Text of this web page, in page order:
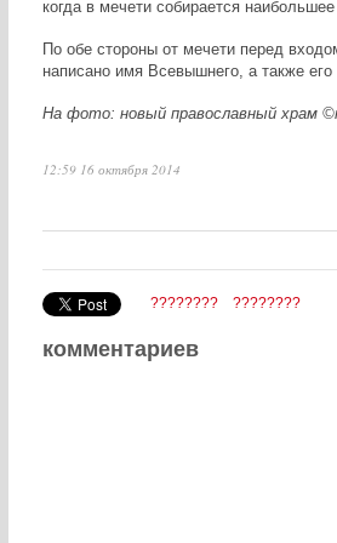
когда в мечети собирается
По обе стороны от мечети перед
написано имя Всевышнего, а также
На фото: новый православный храм
12:59 16 октября 2014
???????? ????????
комментариев